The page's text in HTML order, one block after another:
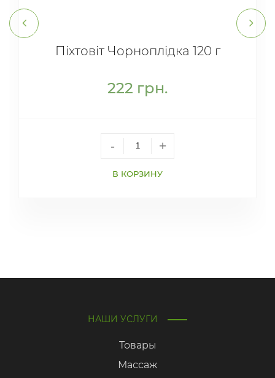
Піхтовіт Чорноплідка 120 г
222 грн.
- +
В КОРЗИНУ
НАШИ УСЛУГИ
Товары
Массаж